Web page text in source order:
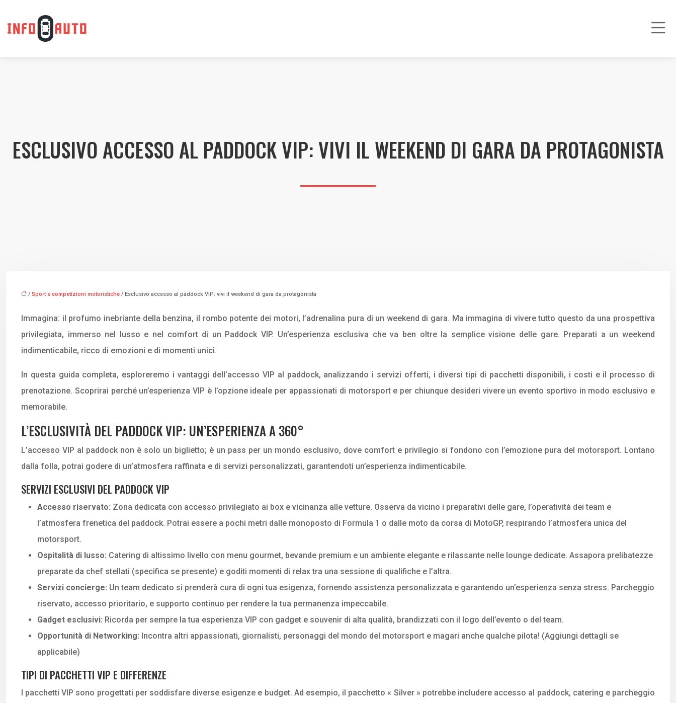
ESCLUSIVO ACCESSO AL PADDOCK VIP: VIVI IL WEEKEND DI GARA DA PROTAGONISTA
/ Sport e competizioni motoristiche / Esclusivo accesso al paddock VIP: vivi il weekend di gara da protagonista
Immagina: il profumo inebriante della benzina, il rombo potente dei motori, l’adrenalina pura di un weekend di gara. Ma immagina di vivere tutto questo da una prospettiva
privilegiata, immerso nel lusso e nel comfort di un Paddock VIP. Un’esperienza esclusiva che va ben oltre la semplice visione delle gare. Preparati a un weekend
indimenticabile, ricco di emozioni e di momenti unici.
In questa guida completa, esploreremo i vantaggi dell’accesso VIP al paddock, analizzando i servizi offerti, i diversi tipi di pacchetti disponibili, i costi e il processo di
prenotazione. Scoprirai perché un’esperienza VIP è l’opzione ideale per appassionati di motorsport e per chiunque desideri vivere un evento sportivo in modo esclusivo e
memorabile.
L’ESCLUSIVITÀ DEL PADDOCK VIP: UN’ESPERIENZA A 360°
L’accesso VIP al paddock non è solo un biglietto; è un pass per un mondo esclusivo, dove comfort e privilegio si fondono con l’emozione pura del motorsport. Lontano
dalla folla, potrai godere di un’atmosfera raffinata e di servizi personalizzati, garantendoti un’esperienza indimenticabile.
SERVIZI ESCLUSIVI DEL PADDOCK VIP
Accesso riservato: Zona dedicata con accesso privilegiato ai box e vicinanza alle vetture. Osserva da vicino i preparativi delle gare, l’operatività dei team e
l’atmosfera frenetica del paddock. Potrai essere a pochi metri dalle monoposto di Formula 1 o dalle moto da corsa di MotoGP, respirando l’atmosfera unica del
motorsport.
Ospitalità di lusso: Catering di altissimo livello con menu gourmet, bevande premium e un ambiente elegante e rilassante nelle lounge dedicate. Assapora prelibatezze
preparate da chef stellati (specifica se presente) e goditi momenti di relax tra una sessione di qualifiche e l’altra.
Servizi concierge: Un team dedicato si prenderà cura di ogni tua esigenza, fornendo assistenza personalizzata e garantendo un’esperienza senza stress. Parcheggio
riservato, accesso prioritario, e supporto continuo per rendere la tua permanenza impeccabile.
Gadget esclusivi: Ricorda per sempre la tua esperienza VIP con gadget e souvenir di alta qualità, brandizzati con il logo dell’evento o del team.
Opportunità di Networking: Incontra altri appassionati, giornalisti, personaggi del mondo del motorsport e magari anche qualche pilota! (Aggiungi dettagli se
applicabile)
TIPI DI PACCHETTI VIP E DIFFERENZE
I pacchetti VIP sono progettati per soddisfare diverse esigenze e budget. Ad esempio, il pacchetto « Silver » potrebbe includere accesso al paddock, catering e parcheggio